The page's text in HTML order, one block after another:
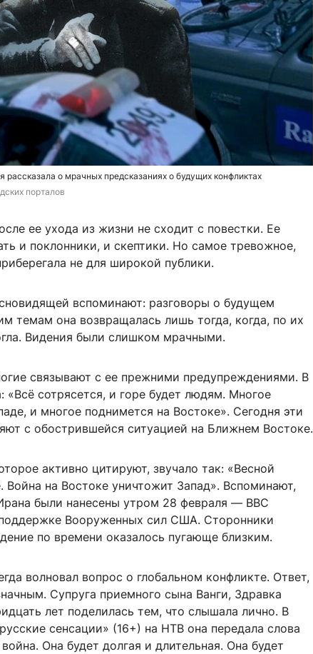
рассказала о мрачных предсказаниях о будущих конфликтах
порталов
ее ухода из жизни не сходит с повестки. Ее
и поклонники, и скептики. Но самое тревожное,
не для широкой публики.
вспоминают: разговоры о будущем
темам она возвращалась лишь тогда, когда, по их
Видения были слишком мрачными.
связывают с ее прежними предупреждениями. В
«Всё сотрясется, и горе будет людям. Многое
и многое поднимется на Востоке». Сегодня эти
с обострившейся ситуацией на Ближнем Востоке.
активно цитируют, звучало так: «Весной
Война на Востоке уничтожит Запад». Вспоминают,
были нанесены утром 28 февраля — ВВС
Вооруженных сил США. Сторонники
по времени оказалось пугающе близким.
волновал вопрос о глобальном конфликте. Ответ,
Супруга приемного сына Ванги, Здравка
лет поделилась тем, что слышала лично. В
сенсации» (16+) на НТВ она передала слова
Она будет долгая и длительная. Она будет